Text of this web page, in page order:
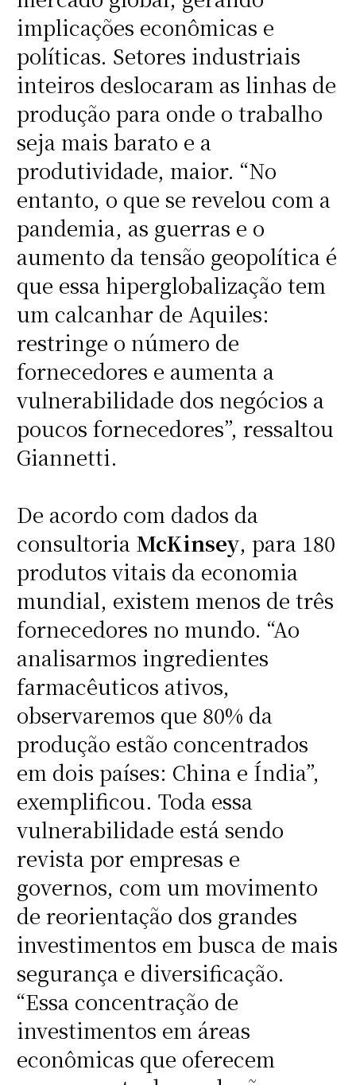
implicações econômicas e
políticas. Setores industriais
inteiros deslocaram as linhas de
produção para onde o trabalho
seja mais barato e a
produtividade, maior. “No
entanto, o que se revelou com a
pandemia, as guerras e o
aumento da tensão geopolítica é
que essa hiperglobalização tem
um calcanhar de Aquiles:
restringe o número de
fornecedores e aumenta a
vulnerabilidade dos negócios a
poucos fornecedores”, ressaltou
Giannetti.
De acordo com dados da
consultoria McKinsey, para 180
produtos vitais da economia
mundial, existem menos de três
fornecedores no mundo. “Ao
analisarmos ingredientes
farmacêuticos ativos,
observaremos que 80% da
produção estão concentrados
em dois países: China e Índia”,
exemplificou. Toda essa
vulnerabilidade está sendo
revista por empresas e
governos, com um movimento
de reorientação dos grandes
investimentos em busca de mais
segurança e diversificação.
“Essa concentração de
investimentos em áreas
econômicas que oferecem